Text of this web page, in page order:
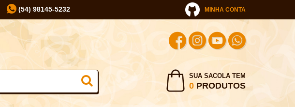
(54) 98145-5232 MINHA CONTA
SUA SACOLA TEM
0PRODUTOS